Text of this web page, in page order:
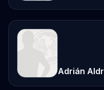
Adrián